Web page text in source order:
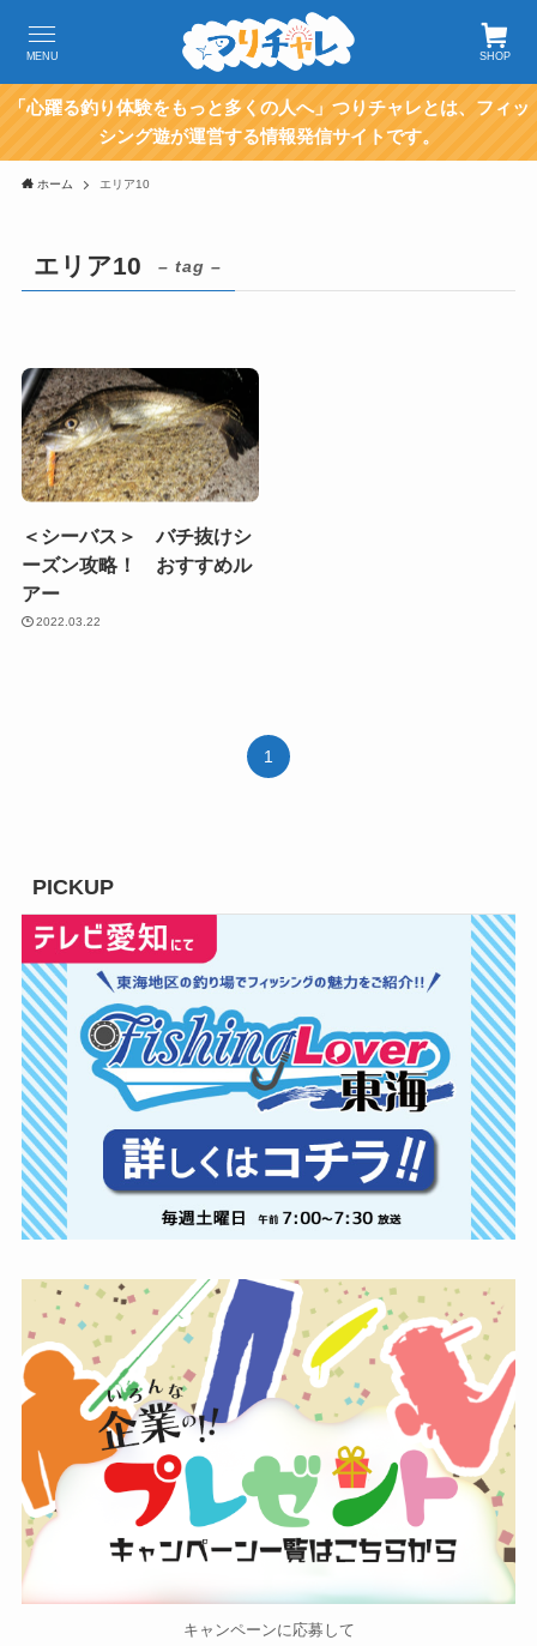
SHOP
MENU
「心躍る釣り体験をもっと多くの人へ」つりチャレとは、フィッ
シング遊が運営する情報発信サイトです。
ホーム エリア10
エリア10 – tag –
＜シーバス＞ バチ抜けシ
ーズン攻略！ おすすめル
アー
2022.03.22
1
PICKUP
キャンペーンに応募して